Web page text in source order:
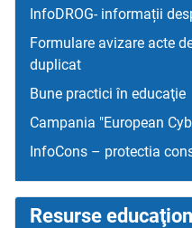
InfoDROG- informații
Formulare avizare acte
duplicat
Bune practici în educaţie
Campania "European
InfoCons – protectia
Resurse